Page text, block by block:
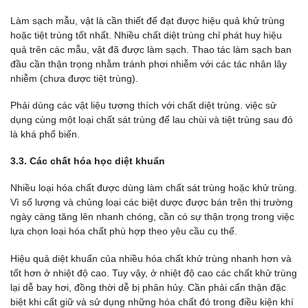
Làm sạch mẫu, vật là cần thiết để đạt được hiệu quả khử trùng
hoặc tiệt trùng tốt nhất. Nhiều chất diệt trùng chỉ phát huy hiệu
quả trên các mẫu, vật đã được làm sạch. Thao tác làm sạch ban
đầu cần thận trọng nhằm tránh phơi nhiễm với các tác nhân lây
nhiễm (chưa được tiệt trùng).
Phải dùng các vật liệu tương thích với chất diệt trùng. việc sử
dụng cùng một loại chất sát trùng để lau chùi và tiệt trùng sau đó
là khá phổ biến.
3.3. Các chất hóa học diệt khuẩn
Nhiều loại hóa chất được dùng làm chất sát trùng hoặc khử trùng.
Vì số lượng và chủng loại các biệt dược được bán trên thị trường
ngày càng tăng lên nhanh chóng, cần có sự thận trọng trong việc
lựa chọn loại hóa chất phù hợp theo yêu cầu cụ thể.
Hiệu quả diệt khuẩn của nhiều hóa chất khử trùng nhanh hơn và
tốt hơn ở nhiệt độ cao. Tuy vậy, ở nhiệt độ cao các chất khử trùng
lại dễ bay hơi, đồng thời dễ bị phân hủy. Cần phải cẩn thận đặc
biệt khi cất giữ và sử dụng những hóa chất đó trong điều kiện khí